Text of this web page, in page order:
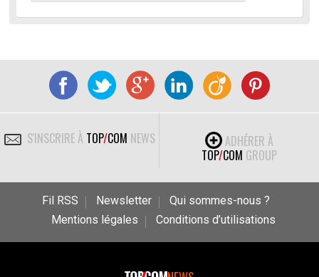
S'INSCRIRE À TOP/COM NEWS
ADHÉRER À
TOP/COM GROUP
Fil RSS Newsletter
Qui sommes-nous ?
Mentions légales
Conditions d’utilisations